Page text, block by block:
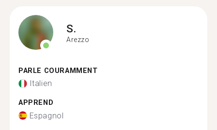
S.
Arezzo
PARLE COURAMMENT
Italien
APPREND
Espagnol